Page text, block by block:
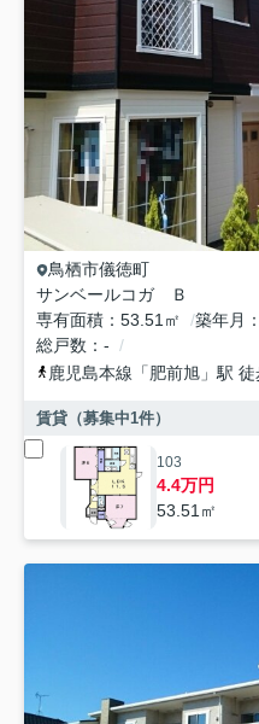
鳥栖市儀徳町
サンベールコガ Ｂ
専有面積
53.51㎡ 築年月
総戸数
-
鹿児島本線 「 肥前旭 」駅
賃貸（募集中1件）
103
4.4万円
53.51㎡